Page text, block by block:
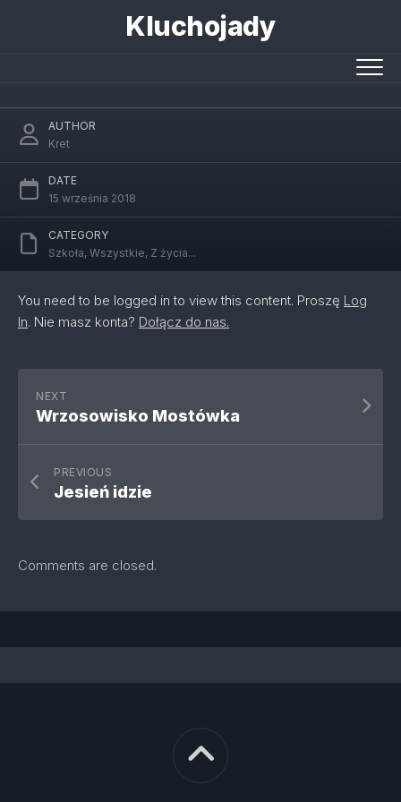
Kluchojady
AUTHOR
Kret
DATE
15 września 2018
CATEGORY
Szkoła, Wszystkie, Z życia...
You need to be logged in to view this content. Proszę Log
In. Nie masz konta? Dołącz do nas.
NEXT
Wrzosowisko Mostówka
PREVIOUS
Jesień idzie
Comments are closed.